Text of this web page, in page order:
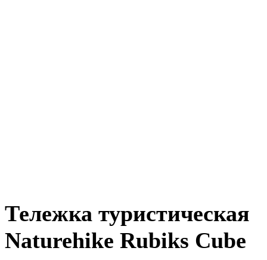
Тележка туристическая
Naturehike Rubiks Cube